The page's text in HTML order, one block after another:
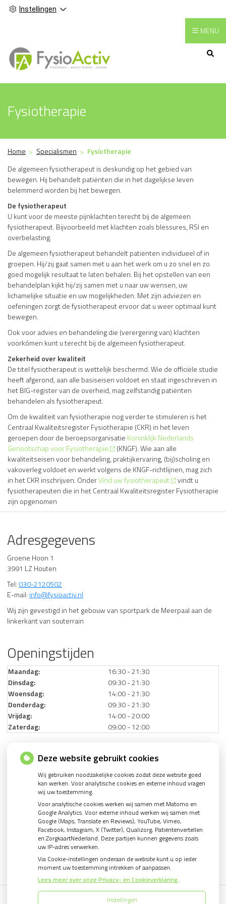
Instellingen
Hoofdmenu
MENU
Fysiotherapie
Home Specialismen
Fysiotherapie
De algemeen fysiotherapeut is deskundig op het gebied van
bewegen. Hij behandelt patiënten die in het dagelijkse leven
belemmerd worden bij het bewegen.
De fysiotherapeut
U kunt voor de meeste pijnklachten terecht bij de algemeen
fysiotherapeut. Bijvoorbeeld met klachten zoals blessures, RSI en
overbelasting.
De algemeen fysiotherapeut behandelt patiënten individueel of in
groepen. Hij/zij gaat samen met u aan het werk om u zo snel en zo
goed mogelijk resultaat te laten behalen. Bij het opstellen van een
behandelplan kijkt hij/zij samen met u naar uw wensen, uw
lichamelijke situatie en uw mogelijkheden. Met zijn adviezen en
oefeningen zorgt de fysiotherapeut ervoor dat u weer optimaal kunt
bewegen.
Ook voor advies en behandeling die (verergering van) klachten
voorkómen kunt u terecht bij de algemeen fysiotherapeut.
Zekerheid over kwaliteit
De titel fysiotherapeut is wettelijk beschermd. Wie de officiële studie
heeft afgerond, aan alle basiseisen voldoet en staat ingeschreven in
het BIG-register van de overheid, mag zelfstandig patiënten
behandelen als fysiotherapeut.
Om de kwaliteit van fysiotherapie nog verder te stimuleren is het
Centraal Kwaliteitsregister Fysiotherapie (CKR) in het leven
geroepen door de beroepsorganisatie Koninklijk Nederlands
Genootschap voor Fysiotherapie
(KNGF). Wie aan alle
kwaliteitseisen voor behandeling, praktijkervaring, (bij)scholing en
vakoverleg voldoet en werkt volgens de KNGF-richtlijnen, mag zich
in het CKR inschrijven. OnderVind uw fysiotherapeut
vindt u
fysiotherapeuten die in het Centraal Kwaliteitsregister Fysiotherapie
zijn opgenomen
Adresgegevens
Groene Hoon 1
3991 LZ Houten
Tel: 030-2120502
E-mail: info@fysioactiv.nl
Wij zijn gevestigd in het gebouw van sportpark de Meerpaal aan de
linkerkant van souterrain
Openingstijden
Maandag:
16:30 - 21:30
Dinsdag:
09:30 - 21:30
Woensdag:
14:00 - 21:30
Donderdag:
09:30 - 21:30
Vrijdag:
14:00 - 20:00
Zaterdag:
09:00 - 12:00
U heeft geen toestemming gegeven voor
inhouddie nodig is om dit te zien.
Cookie-instellingen wijzigen
Deze website gebruikt cookies
Wij gebruiken noodzakelijke cookies zodat deze website goed
kan werken. Voor analytische cookies en externe inhoud vragen
wij uw toestemming.
Voor analytische cookies werken wij samen met Matomo en
Google Analytics. Voor externe inhoud werken wij samen met
Google (Maps, Translate en Reviews), YouTube, Vimeo,
Facebook, Instagram, X (Twitter), Qualizorg, Patiëntenvertellen
en ZorgkaartNederland. Deze partijen kunnen gegevens zoals
uw IP-adres verwerken.
Via Cookie-instellingen onderaan de website kunt u op ieder
moment uw toestemming intrekken of aanpassen.
Lees meer over onze Privacy- en Cookieverklaring.
Instellingen